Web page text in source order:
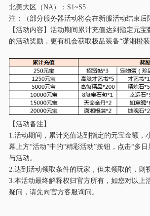
北美大区（NA）：S1~S5
注：（部分服务器活动将会在新服活动结束后
【活动内容】活动期间累计充值达到指定元
的活动奖励，更有机会获取极品装备“潇湘橙装
【活动备注】
1.活动期间，累计充值达到指定的元宝金额，
幕上方“活动”中的“精彩活动”按钮，点击“多
与活动。
2.达到活动领取条件的玩家，但未领取的，则
3.本活动最终解释权归官方所有，如您对以上
疑问，请先向官方客服询问。